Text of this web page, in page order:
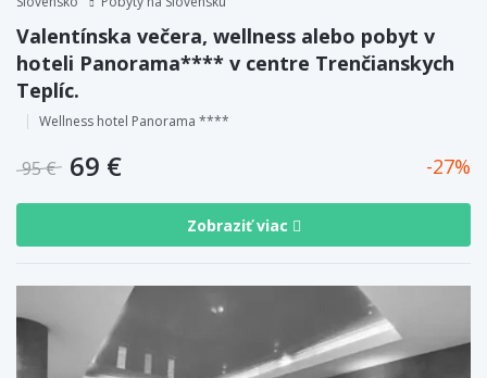
Valentínska večera, wellness alebo pobyt v
hoteli Panorama**** v centre Trenčianskych
Teplíc.
Wellness hotel Panorama ****
95 € 69 € 27
Zobraziť viac